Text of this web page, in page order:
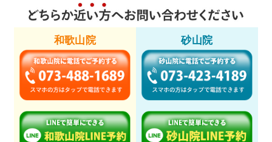
和歌山院 砂山院